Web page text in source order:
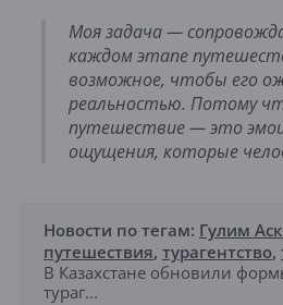
Моя задача —
каждом этапе
возможное, чтобы его
реальностью. Потому
путешествие — это
ощущения, которые
Новости по тегам: Гулим
путешествия, турагентство,
В Казахстане обновили
тураг...